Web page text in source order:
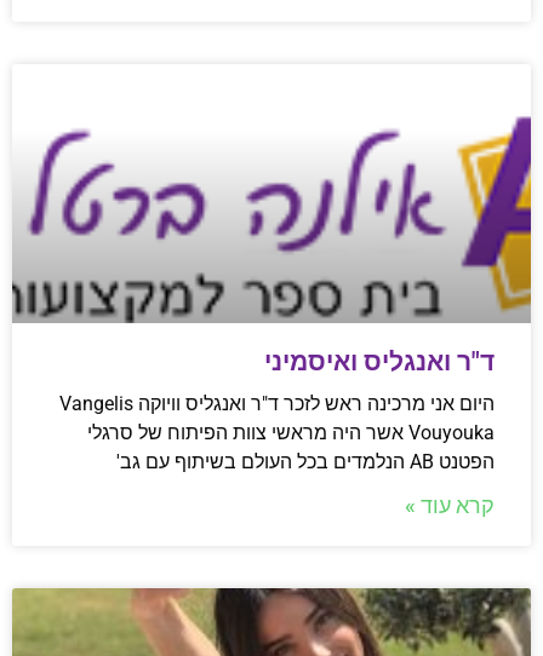
ד"ר ואנגליס ואיסמיני
היום אני מרכינה ראש לזכר ד"ר ואנגליס וויוקה Vangelis
Vouyouka אשר היה מראשי צוות הפיתוח של סרגלי
הפטנט AB הנלמדים בכל העולם בשיתוף עם גב'
קרא עוד »